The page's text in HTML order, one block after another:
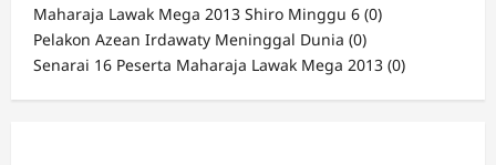
Maharaja Lawak Mega 2013 Shiro Minggu 6 (0)
Pelakon Azean Irdawaty Meninggal Dunia (0)
Senarai 16 Peserta Maharaja Lawak Mega 2013 (0)